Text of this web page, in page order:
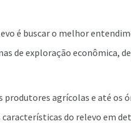
é buscar o melhor
de exploração econômica,
produtores agrícolas e até
características do relevo em